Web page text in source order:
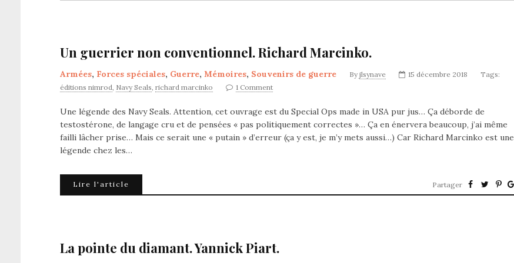
Un guerrier non conventionnel. Richard Marcinko.
Armées, Forces spéciales, Guerre, Mémoires, Souvenirs de guerre By jlsynave 15 décembre 2018
Tags:
éditions nimrod, Navy Seals, richard marcinko 1 Comment
Une légende des Navy Seals. Attention, cet ouvrage est du Special Ops made in USA pur jus… Ça déborde de
testostérone, de langage cru et de pensées « pas politiquement correctes »… Ça en énervera beaucoup, j’ai même
failli lâcher prise… Mais ce serait une « putain » d’erreur (ça y est, je m’y mets aussi…) Car Richard Marcinko est une
légende chez les…
Lire l'article Partager
La pointe du diamant. Yannick Piart.